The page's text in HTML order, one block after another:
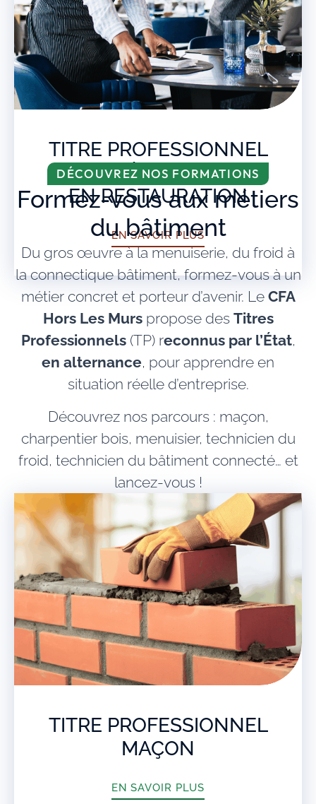
TITRE PROFESSIONNEL
EMPLOYÉ POLYVALENT
EN RESTAURATION
EN SAVOIR PLUS
DÉCOUVREZ NOS FORMATIONS
Formez-vous aux métiers
du bâtiment
Du gros œuvre à la menuiserie, du froid à
la connectique bâtiment, formez-vous à un
métier concret et porteur d’avenir. Le CFA
Hors Les Murspropose des Titres
Professionnels(TP) reconnus par l’État,
en alternance, pour apprendre en
situation réelle d’entreprise.
Découvrez nos parcours : maçon,
charpentier bois, menuisier, technicien du
froid, technicien du bâtiment connecté… et
lancez-vous !
TITRE PROFESSIONNEL
MAÇON
EN SAVOIR PLUS